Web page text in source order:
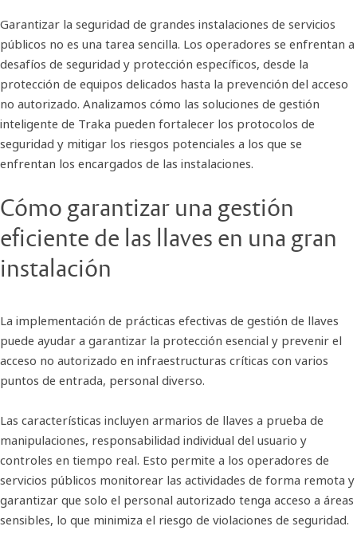
Garantizar la seguridad de grandes instalaciones de servicios
públicos no es una tarea sencilla. Los operadores se enfrentan a
desafíos de seguridad y protección específicos, desde la
protección de equipos delicados hasta la prevención del acceso
no autorizado. Analizamos cómo las soluciones de gestión
inteligente de Traka pueden fortalecer los protocolos de
seguridad y mitigar los riesgos potenciales a los que se
enfrentan los encargados de las instalaciones.
Cómo garantizar una gestión
eficiente de las llaves en una gran
instalación
La implementación de prácticas efectivas de gestión de llaves
puede ayudar a garantizar la protección esencial y prevenir el
acceso no autorizado en infraestructuras críticas con varios
puntos de entrada, personal diverso.
Las características incluyen armarios de llaves a prueba de
manipulaciones, responsabilidad individual del usuario y
controles en tiempo real. Esto permite a los operadores de
servicios públicos monitorear las actividades de forma remota y
garantizar que solo el personal autorizado tenga acceso a áreas
sensibles, lo que minimiza el riesgo de violaciones de seguridad.